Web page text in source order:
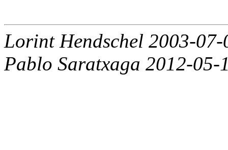
Lorint Hendschel 2003-07-
Pablo Saratxaga 2012-05-